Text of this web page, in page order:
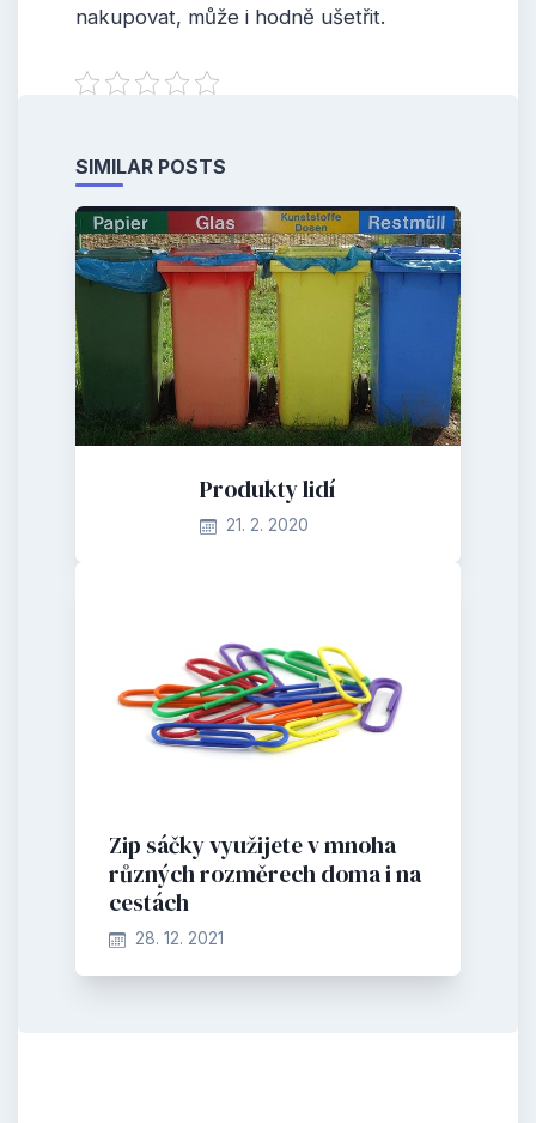
nakupovat, může i hodně ušetřit.
SIMILAR POSTS
Produkty lidí
21. 2. 2020
Zip sáčky využijete v mnoha
různých rozměrech doma i na
cestách
28. 12. 2021